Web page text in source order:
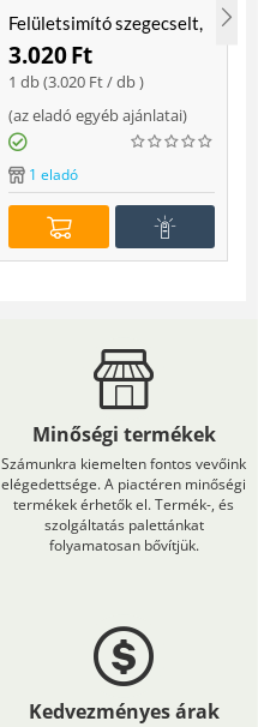
Felületsimító szegecselt,
rome 400mm
3.020Ft
1 db (3.020 Ft/ db )
(az eladó egyéb ajánlatai)
1 eladó
Minőségi termékek
Számunkra kiemelten fontos vevőink
elégedettsége. A piactéren minőségi
termékek érhetők el. Termék-, és
szolgáltatás palettánkat
folyamatosan bővítjük.
Kedvezményes árak